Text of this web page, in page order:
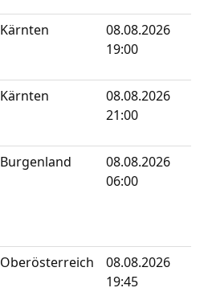
Kärnten
08.08.2026
19:00
Kärnten
08.08.2026
21:00
Burgenland
08.08.2026
06:00
Oberösterreich
08.08.2026
19:45